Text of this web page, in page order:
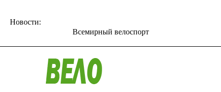
Новости:
Всемирный велоспорт